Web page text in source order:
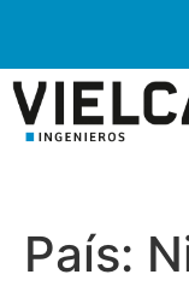
País: